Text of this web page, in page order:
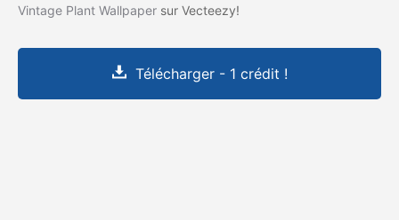
Vintage Plant Wallpaper sur Vecteezy!
Télécharger - 1 crédit !